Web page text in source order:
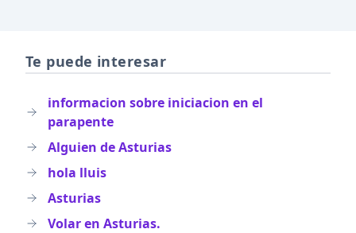
Te puede interesar
informacion sobre iniciacion en el
parapente
Alguien de Asturias
hola lluis
Asturias
Volar en Asturias.